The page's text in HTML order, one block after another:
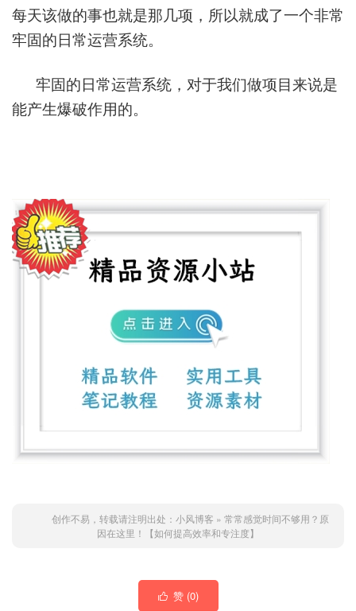
每天该做的事也就是那几项，所以就成了一个非常
牢固的日常运营系统。
牢固的日常运营系统，对于我们做项目来说是
能产生爆破作用的。
创作不易，转载请注明出处： 小风博客 » 常常感觉时间不够用？原
因在这里！【如何提高效率和专注度】
 赞 (0)